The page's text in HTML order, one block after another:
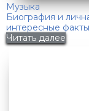
Музыка
Биография и
интересные
Читать далее